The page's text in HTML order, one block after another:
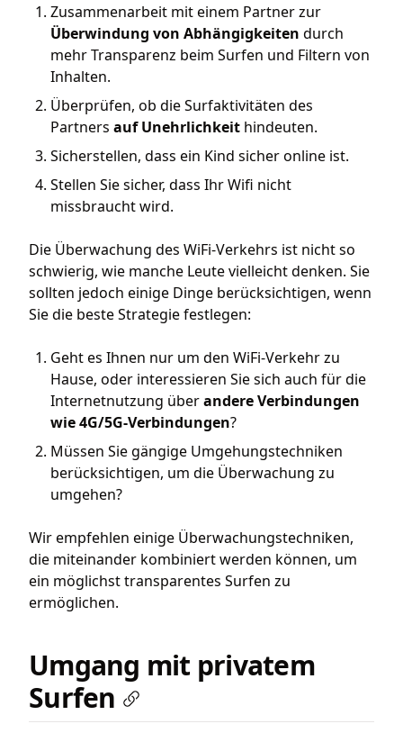
Zusammenarbeit mit einem Partner zur
Überwindung von Abhängigkeiten durch
mehr Transparenz beim Surfen und Filtern von
Inhalten.
Überprüfen, ob die Surfaktivitäten des
Partners auf Unehrlichkeit hindeuten.
Sicherstellen, dass ein Kind sicher online ist.
Stellen Sie sicher, dass Ihr Wifi nicht
missbraucht wird.
Die Überwachung des WiFi-Verkehrs ist nicht so
schwierig, wie manche Leute vielleicht denken. Sie
sollten jedoch einige Dinge berücksichtigen, wenn
Sie die beste Strategie festlegen:
Geht es Ihnen nur um den WiFi-Verkehr zu
Hause, oder interessieren Sie sich auch für die
Internetnutzung überandere Verbindungen
wie 4G/5G-Verbindungen?
Müssen Sie gängige Umgehungstechniken
berücksichtigen, um die Überwachung zu
umgehen?
Wir empfehlen einige Überwachungstechniken,
die miteinander kombiniert werden können, um
ein möglichst transparentes Surfen zu
ermöglichen.
Umgang mit privatem
Surfen